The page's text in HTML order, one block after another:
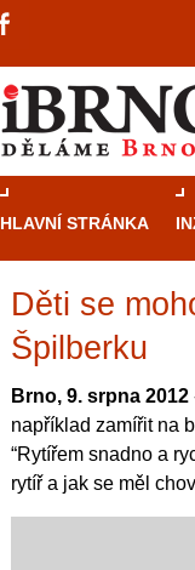
HLAVNÍ STRÁNKA
Děti se
Špilberku
Brno, 9. srpna 2012
například zamířit na
“Rytířem snadno a
rytíř a jak se měl